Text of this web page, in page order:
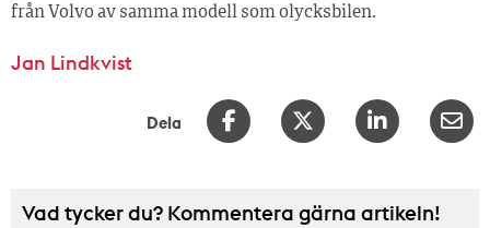
från Volvo av samma modell som olycksbilen.
Jan Lindkvist
Dela
Vad tycker du? Kommentera gärna artikeln!